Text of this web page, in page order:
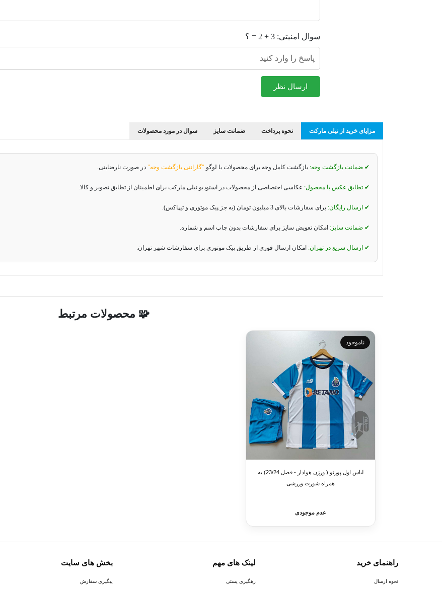
سوال امنیتی: 3 + 2 = ؟
ارسال نظر
مزایای خرید از نیلی مارکت نحوه پرداخت ضمانت سایز سوال در مورد محصولات
✔ ضمانت بازگشت وجه: بازگشت کامل وجه برای محصولات با لوگو "گارانتی بازگشت وجه" در صورت نارضایتی.
✔ تطابق عکس با محصول: عکاسی اختصاصی از محصولات در استودیو نیلی مارکت برای اطمینان از تطابق تصویر و کالا.
✔ ارسال رایگان: برای سفارشات بالای 3 میلیون تومان (به جز پیک موتوری و تیپاکس).
✔ ضمانت سایز: امکان تعویض سایز برای سفارشات بدون چاپ اسم و شماره.
✔ ارسال سریع در تهران: امکان ارسال فوری از طریق پیک موتوری برای سفارشات شهر تهران.
🧩 محصولات مرتبط
ناموجود
لباس اول پورتو ( ورژن هوادار - فصل 23/24) به
همراه شورت ورزشی
عدم موجودی
راهنمای خرید
نحوه ارسال
لینک های مهم
رهگیری پستی
بخش های سایت
پیگیری سفارش